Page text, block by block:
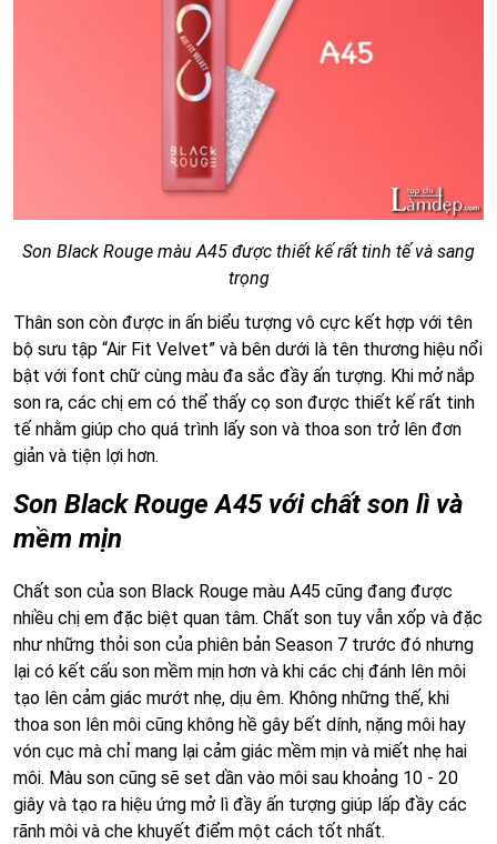
Son Black Rouge màu A45 được thiết kế rất tinh tế và sang
trọng
Thân son còn được in ấn biểu tượng vô cực kết hợp với tên
bộ sưu tập “Air Fit Velvet” và bên dưới là tên thương hiệu nổi
bật với font chữ cùng màu đa sắc đầy ấn tượng. Khi mở nắp
son ra, các chị em có thể thấy cọ son được thiết kế rất tinh
tế nhằm giúp cho quá trình lấy son và thoa son trở lên đơn
giản và tiện lợi hơn.
Son Black Rouge A45 với chất son lì và
mềm mịn
Chất son của son Black Rouge màu A45 cũng đang được
nhiều chị em đặc biệt quan tâm. Chất son tuy vẫn xốp và đặc
như những thỏi son của phiên bản Season 7 trước đó nhưng
lại có kết cấu son mềm mịn hơn và khi các chị đánh lên môi
tạo lên cảm giác mướt nhẹ, dịu êm. Không những thế, khi
thoa son lên môi cũng không hề gây bết dính, nặng môi hay
vón cục mà chỉ mang lại cảm giác mềm mịn và miết nhẹ hai
môi. Màu son cũng sẽ set dần vào môi sau khoảng 10 - 20
giây và tạo ra hiệu ứng mở lì đầy ấn tượng giúp lấp đầy các
rãnh môi và che khuyết điểm một cách tốt nhất.